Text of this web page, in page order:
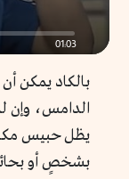
01:03
بالكاد يمكن
الدامس، وإن
يظل حبيس
بشخصٍ أو